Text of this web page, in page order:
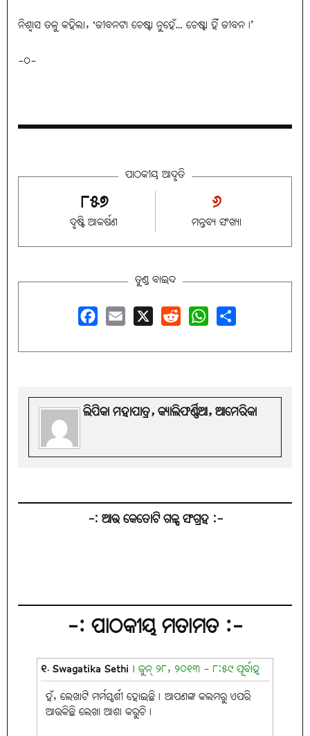
ନିଶ୍ବାସ ତଳୁ କହିଲା, ‘ଜୀବନଟା ଚେଷ୍ଟା ନୁହେଁ… ଚେଷ୍ଟା ହିଁ ଜୀବନ।’
-୦-
ପାଠକୀୟ ଆଦୃତି
୮୫୭
ଦୃଷ୍ଟି ଆକର୍ଷଣ
୬
ମନ୍ତବ୍ୟ ସଂଖ୍ୟା
ତୁଣ୍ଡ ବାଇଦ
ଲିପିକା ମହାପାତ୍ର, କ୍ୟାଲିଫର୍ଣ୍ଣିଆ, ଆମେରିକା
-: ଆଉ କେତୋଟି ଗଳ୍ପ ସଂଗ୍ରହ :-
-: ପାଠକୀୟ ମତାମତ :-
୧. Swagatika Sethi | ଜୁନ୍ ୨୮, ୨୦୧୩ - ୮:୫୯ ପୂର୍ବାହ୍ନ
ହଁ, ଲେଖାଟି ମର୍ମସ୍ପର୍ଶୀ ହୋଇଛି୤ ଆପଣଙ୍କ କଲମରୁ ଏପରି
ଆଉକିଛି ଲେଖା ଆଶା କରୁଚି୤